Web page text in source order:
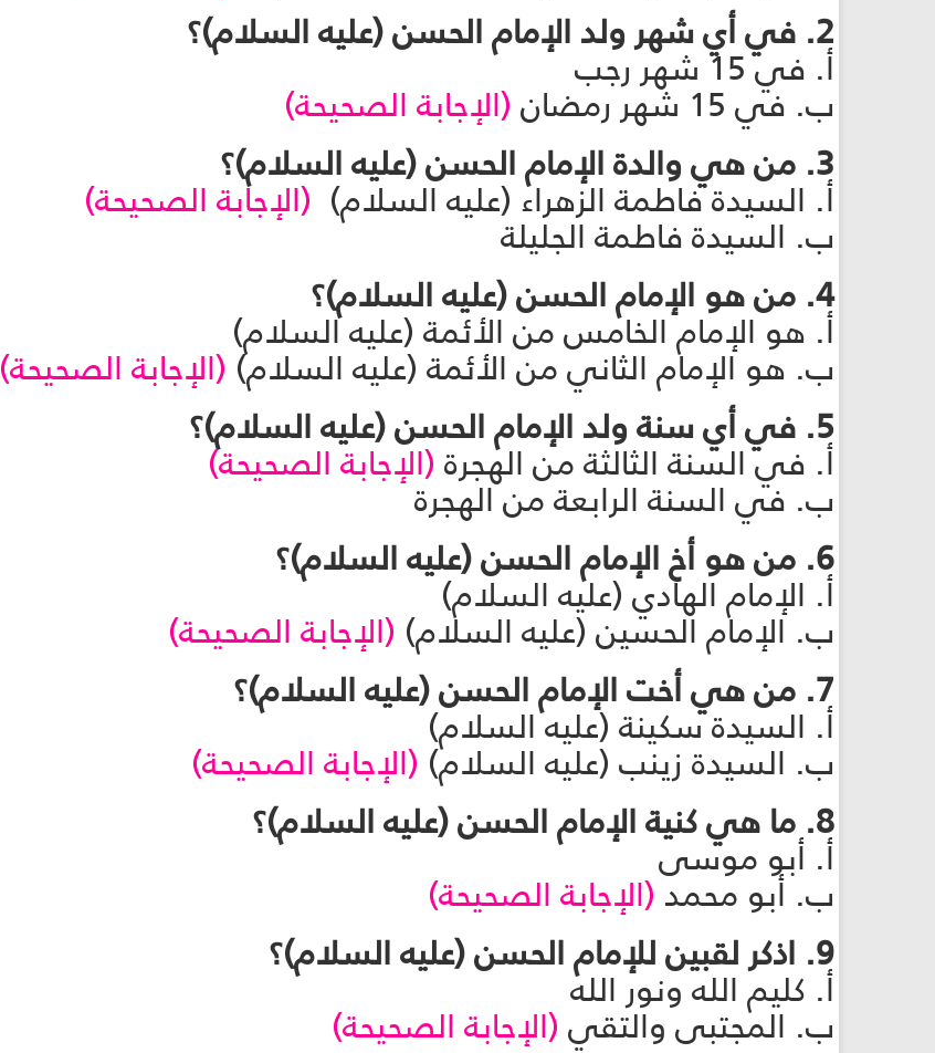
2. في أي شهر ولد الإمام الحسن (عليه السلام)؟
أ. في 15 شهر رجب
ب. في 15 شهر رمضان
(الإجابة الصحيحة)
3. من هي والدة الإمام الحسن (عليه السلام)؟
أ. السيدة فاطمة الزهراء (عليه السلام) (الإجابة الصحيحة)
ب. السيدة فاطمة الجليلة
4. من هو الإمام الحسن (عليه السلام)؟
أ. هو الإمام الخامس من الأئمة (عليه السلام)
ب. هو الإمام الثاني من الأئمة (عليه السلام) (الإجابة الصحيحة)
5. في أي سنة ولد الإمام الحسن (عليه السلام)؟
أ. في السنة الثالثة من الهجرة (الإجابة الصحيحة)
ب. في السنة الرابعة من الهجرة
6. من هو أخ الإمام الحسن (عليه السلام)؟
أ. الإمام الهادي (عليه السلام)
ب. الإمام الحسين (عليه السلام) (الإجابة الصحيحة)
7. من هي أخت الإمام الحسن (عليه السلام)؟
أ. السيدة سكينة (عليه السلام)
ب. السيدة زينب (عليه السلام) (الإجابة الصحيحة)
8. ما هي كنية الإمام الحسن (عليه السلام)؟
أ. أبو موسى
ب. أبو محمد (الإجابة الصحيحة)
9. اذكر لقبين للإمام الحسن (عليه السلام)؟
أ. كليم الله ونور الله
ب. المجتبى والتقي (الإجابة الصحيحة)